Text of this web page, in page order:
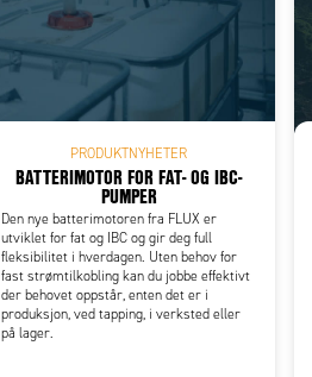
PRODUKTNYHETER
BATTERIMOTOR FOR FAT- OG IBC-
PUMPER
Den nye batterimotoren fra FLUX er
utviklet for fat og IBC og gir deg full
fleksibilitet i hverdagen. Uten behov for
fast strømtilkobling kan du jobbe effektivt
der behovet oppstår, enten det er i
produksjon, ved tapping, i verksted eller
på lager.